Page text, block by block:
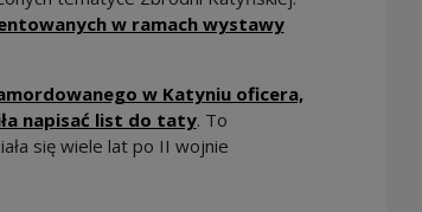
w ramach wystawy
w Katyniu oficera,
napisać list do tatyUwaga, link zostanie
. To
się wiele lat po II wojnie